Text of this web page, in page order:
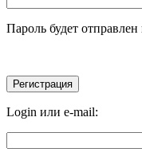
Пароль будет
Login или e-mail: